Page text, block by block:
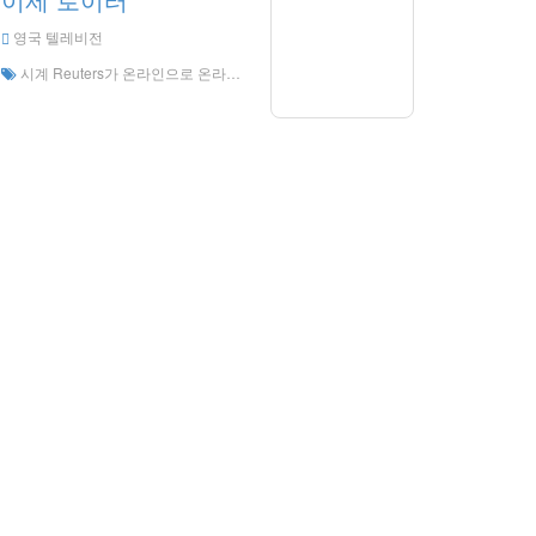
영국 텔레비전
시계 Reuters가 온라인으로 온라인으로 살고, 이제 HD 라이브 스트리밍, Reuters는 이제 영국에서 라이브 TV를 볼 수 있습니다.